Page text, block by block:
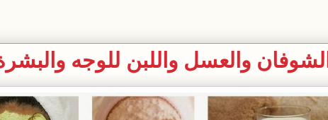
والعسل واللبن للوجه